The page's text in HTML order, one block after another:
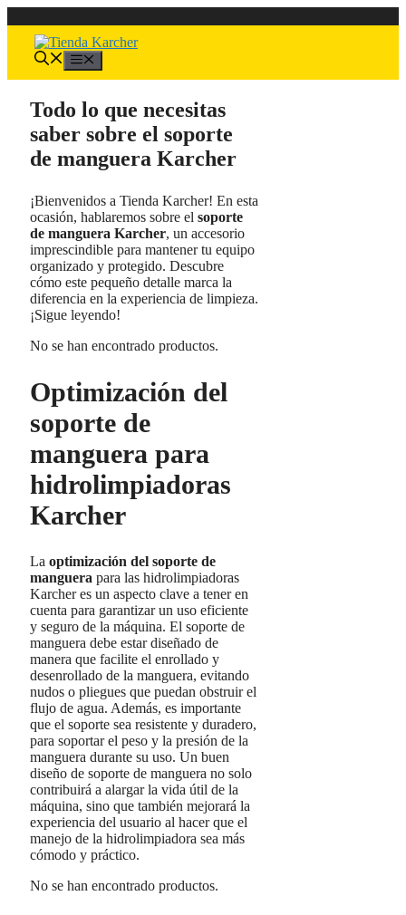
al
contenido
Todo lo que necesitas
saber sobre el soporte
de manguera Karcher
¡Bienvenidos a Tienda Karcher! En esta
ocasión, hablaremos sobre el soporte
de manguera Karcher, un accesorio
imprescindible para mantener tu equipo
organizado y protegido. Descubre
cómo este pequeño detalle marca la
diferencia en la experiencia de limpieza.
¡Sigue leyendo!
No se han encontrado productos.
Optimización del
soporte de
manguera para
hidrolimpiadoras
Karcher
La optimización del soporte de
manguera para las hidrolimpiadoras
Karcher es un aspecto clave a tener en
cuenta para garantizar un uso eficiente
y seguro de la máquina. El soporte de
manguera debe estar diseñado de
manera que facilite el enrollado y
desenrollado de la manguera, evitando
nudos o pliegues que puedan obstruir el
flujo de agua. Además, es importante
que el soporte sea resistente y duradero,
para soportar el peso y la presión de la
manguera durante su uso. Un buen
diseño de soporte de manguera no solo
contribuirá a alargar la vida útil de la
máquina, sino que también mejorará la
experiencia del usuario al hacer que el
manejo de la hidrolimpiadora sea más
cómodo y práctico.
No se han encontrado productos.